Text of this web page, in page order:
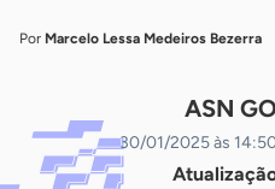
Por Marcelo Lessa Medeiros Bezerra
ASN GO
30/01/2025 às